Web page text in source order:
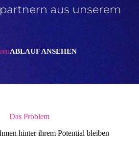
aus unserem
ABLAUF ANSEHEN
Das Problem
hinter ihrem Potential bleiben